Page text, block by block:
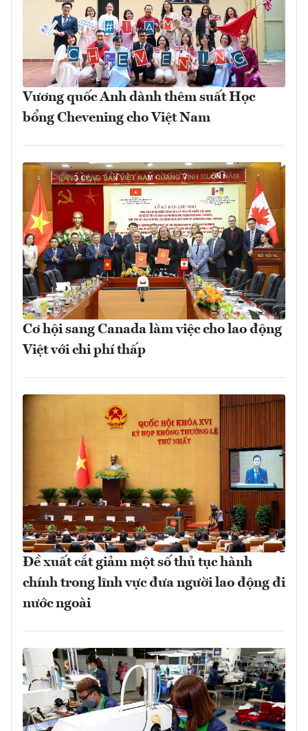
Vương quốc Anh dành thêm suất Học
bổng Chevening cho Việt Nam
Cơ hội sang Canada làm việc cho lao động
Việt với chi phí thấp
Đề xuất cắt giảm một số thủ tục hành
chính trong lĩnh vực đưa người lao động đi
nước ngoài